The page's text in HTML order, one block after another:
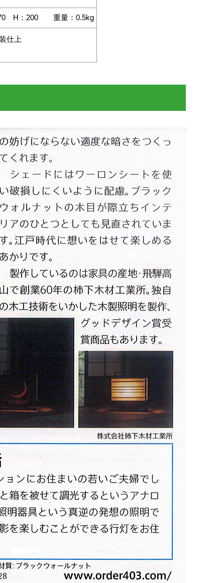
H：200 重量：0.5kg
仕上